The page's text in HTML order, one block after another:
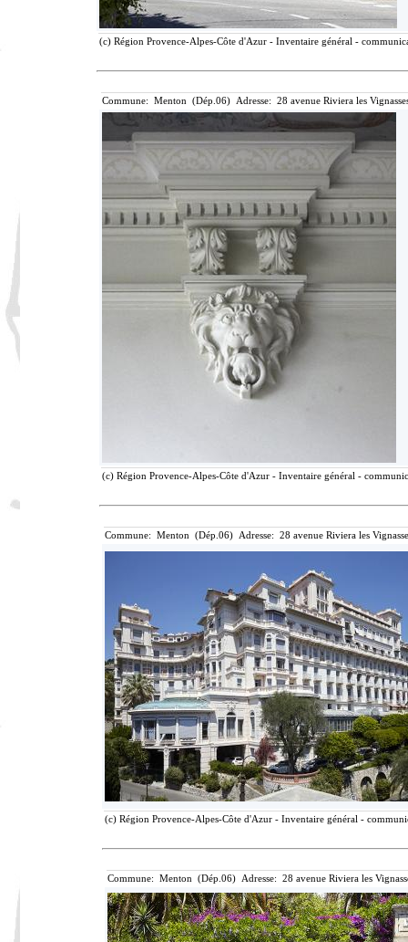
(c) Région Provence-Alpes-Côte d'Azur - Inventaire général -
Commune: Menton (Dép.06) Adresse: 28 avenue Riviera les
(c) Région Provence-Alpes-Côte d'Azur - Inventaire général -
Commune: Menton (Dép.06) Adresse: 28 avenue Riviera les
(c) Région Provence-Alpes-Côte d'Azur - Inventaire général -
Commune: Menton (Dép.06) Adresse: 28 avenue Riviera les